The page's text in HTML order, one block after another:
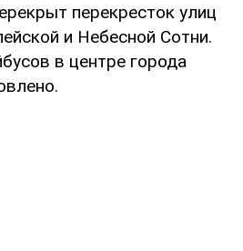
перекресток улиц
и Небесной Сотни.
в центре города